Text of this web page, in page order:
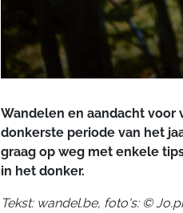
Wandelen en aandacht voor
donkerste periode van het
graag op weg met enkele
in het donker.
Tekst: wandel.be, foto's: ©